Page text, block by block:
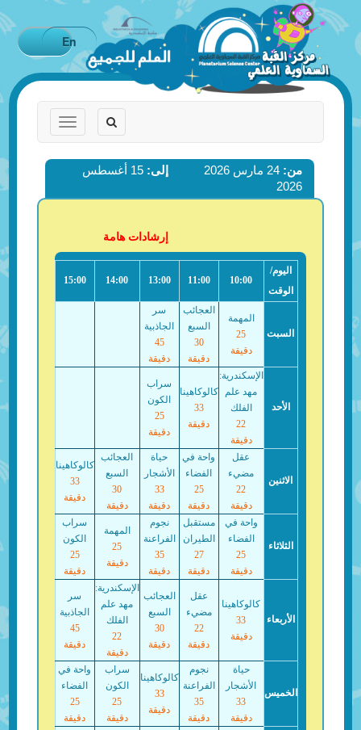
En
Toggle
navigation
Toggle
navigation
من:24 مارس 2026 إلى:
15 أغسطس
2026
إرشادات هامة
اليوم/
الوقت
10:00
11:00
13:00
14:00
15:00
السبت
المهمة
25
دقيقة
العجائب
السبع
30
دقيقة
سر
الجاذبية
45
دقيقة
الأحد
الإسكندرية:
مهد علم
الفلك
22
دقيقة
كالوكاهينا
33
دقيقة
سراب
الكون
25
دقيقة
الاثنين
عقل
مضيء
22
دقيقة
واحة في
الفضاء
25
دقيقة
حياة
الأشجار
33
دقيقة
العجائب
السبع
30
دقيقة
كالوكاهينا
33
دقيقة
الثلاثاء
واحة في
الفضاء
25
دقيقة
مستقبل
الطيران
27
دقيقة
نجوم
الفراعنة
35
دقيقة
المهمة
25
دقيقة
سراب
الكون
25
دقيقة
الأربعاء
كالوكاهينا
33
دقيقة
عقل
مضيء
22
دقيقة
العجائب
السبع
30
دقيقة
الإسكندرية:
مهد علم
الفلك
22
دقيقة
سر
الجاذبية
45
دقيقة
الخميس
حياة
الأشجار
33
دقيقة
نجوم
الفراعنة
35
دقيقة
كالوكاهينا
33
دقيقة
سراب
الكون
25
دقيقة
واحة في
الفضاء
25
دقيقة